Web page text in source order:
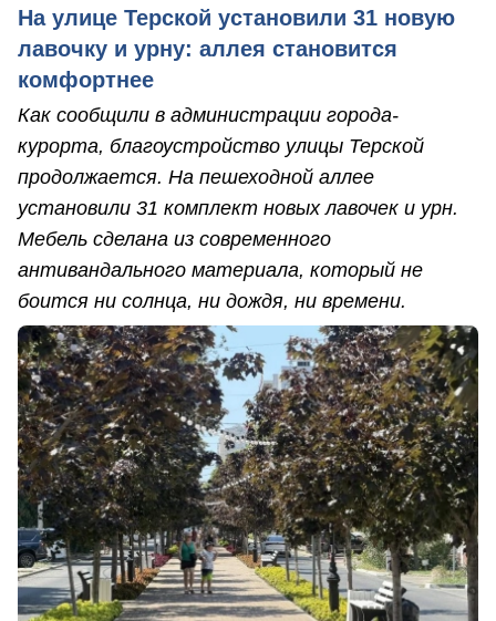
На улице Терской установили 31 новую
лавочку и урну: аллея становится
комфортнее
Как сообщили в администрации города-
курорта, благоустройство улицы Терской
продолжается. На пешеходной аллее
установили 31 комплект новых лавочек и урн.
Мебель сделана из современного
антивандального материала, который не
боится ни солнца, ни дождя, ни времени.